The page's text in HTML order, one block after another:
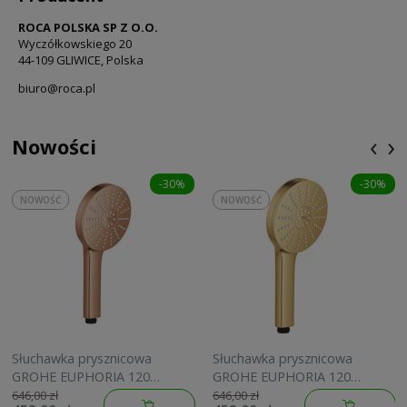
ROCA POLSKA SP Z O.O.
Wyczółkowskiego 20
44-109 GLIWICE, Polska
biuro@roca.pl
Nowości
-30%
Słuchawka prysznicowa
GROHE EUPHORIA 120
brushed warm sunset
646,00 zł
NOWOŚĆ
-30%
Słuchawka prysznicowa
GROHE EUPHORIA 120
brushed cool sunrise
646,00 zł
NOWOŚĆ
‹ ›